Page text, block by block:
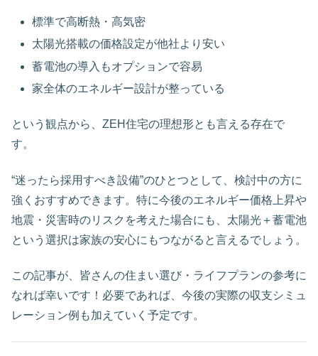
標準で高断熱・高気密
太陽光搭載の価格設定が他社より安い
蓄電池の導入もオプションで容易
家全体のエネルギー設計が整っている
という観点から、ZEH住宅の理想形とも言える存在で
す。
“迷ったら採用すべき設備”のひとつとして、検討中の方に
強くおすすめできます。特に今後のエネルギー価格上昇や
地震・災害時のリスクを考えた場合にも、太陽光＋蓄電池
という選択は家族の安心にもつながると言えるでしょう。
この記事が、皆さんの住まい選び・ライフプランの参考に
なれば幸いです！必要であれば、今後の実際の収支シミュ
レーション例も加えていく予定です。